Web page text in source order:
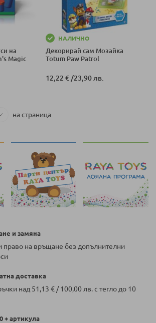
на
Magic
НАЛИЧНО
Декорирай сам Мозайка
Totum Paw Patrol
12,22 € /23,90 лв.
на страница
и замяна
право на връщане без допълнителни
доставка
над 51,13 € / 100,00 лв. с тегло до 10
+ артикула